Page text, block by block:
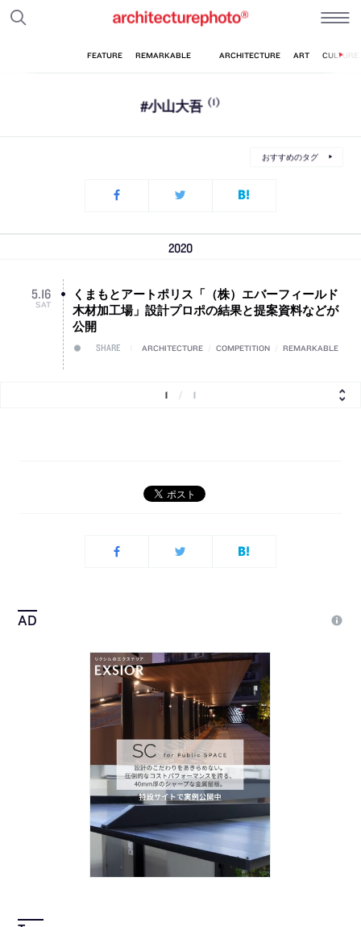
#小山大吾 (1)
おすすめのタグ
2020
5.16
SAT
くまもとアートポリス「（株）エバーフィールド
木材加工場」設計プロポの結果と提案資料などが
公開
SHARE ARCHITECTURE COMPETITION REMARKABLE
1 1